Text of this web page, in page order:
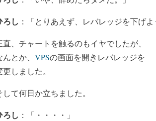
ろし ：「とりあえず、レバレッジを下げよ
直、チャートを触るのもイヤでしたが、
んとか、 VPSの画面を開きレバレッジを
更しました。
して何日か立ちました。
ろし ：「・・・・」